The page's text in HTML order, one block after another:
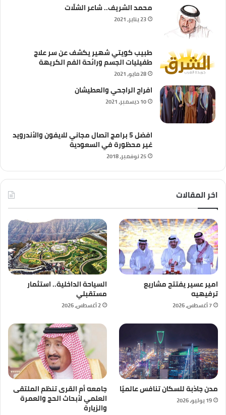
محمد الشريف.. شاعر الشلّات
23 يناير، 2021
طبيب كويتي شهير يكشف عن سر علاج
طفيليات الجسم ورائحة الفم الكريهة
28 مايو، 2021
افراح الراجحي والعطيشان
10 ديسمبر، 2021
افضل 5 برامج اتصال مجاني للايفون والأندرويد
غير محظورة في السعودية
25 نوفمبر، 2018
اخر المقالات
امير عسير يفتتح مشاريع
ترفيهيه
7 أغسطس، 2026
السياحة الداخلية.. استثمار
مستقبلي
2 أغسطس، 2026
مدن جاذبة للسكان تنافس عالميًا
19 يوليو، 2026
جامعه أم القرى تنظم الملتقى
العلمي لأبحاث الحج والعمرة
والزيارة